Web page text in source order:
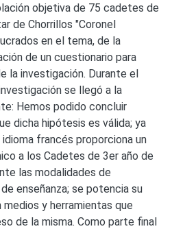
objetiva de 75 cadetes de
de Chorrillos "Coronel
en el tema, de la
de un cuestionario para
la investigación. Durante el
se llegó a la
Hemos podido concluir
dicha hipótesis es válida; ya
francés proporciona un
a los Cadetes de 3er año de
las modalidades de
enseñanza; se potencia su
y herramientas que
de la misma. Como parte final